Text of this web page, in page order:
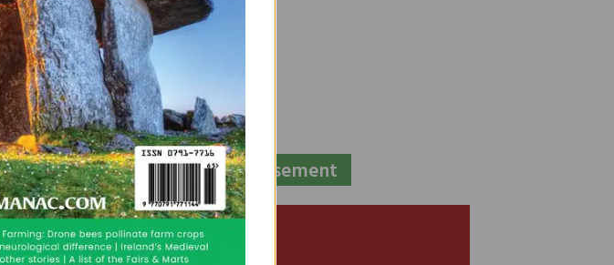
officia deserunt
ut labore et
nisi ut aliquip ex
cillum dolore eu
officia deserunt
Advertisement